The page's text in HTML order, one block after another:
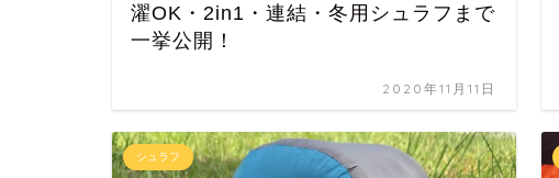
濯OK・2in1・連結・冬用シュラフまで
一挙公開！
2020年11月11日
シュラフ